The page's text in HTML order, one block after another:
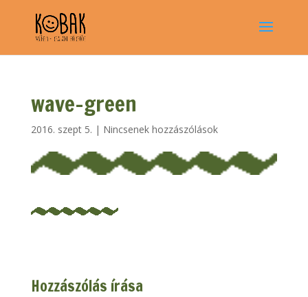
wave-green
2016. szept 5. | Nincsenek hozzászólások
Hozzászólás írása